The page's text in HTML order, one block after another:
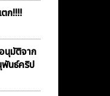
ก!!!!
นุมัติจาก
พันธ์คริป